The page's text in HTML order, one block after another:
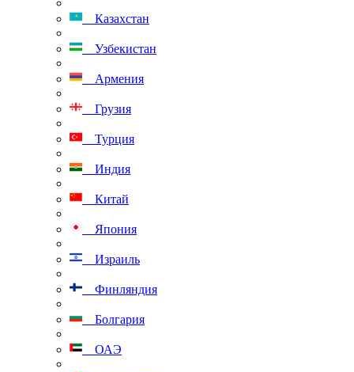
Казахстан
Узбекистан
Армения
Грузия
Турция
Индия
Китай
Япония
Израиль
Финляндия
Болгария
ОАЭ